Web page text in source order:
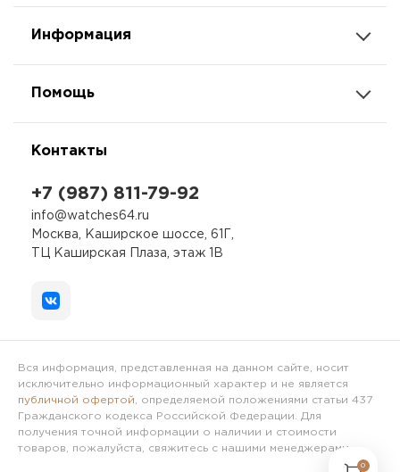
Информация
Помощь
Контакты
+7 (987) 811-79-92
info@watches64.ru
Москва, Каширское шоссе, 61Г,
ТЦ Каширская Плаза, этаж 1В
Вся информация, представленная на данном сайте, носит
исключительно информационный характер и не является
публичной офертой , определяемой положениями статьи 437
Гражданского кодекса Российской Федерации. Для
получения точной информации о наличии и стоимости
товаров, пожалуйста, свяжитесь с нашими менеджерами.
0